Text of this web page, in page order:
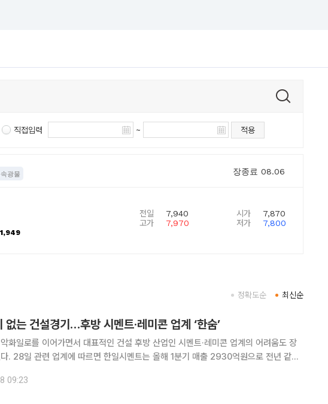
직접입력 ~ 적용
광물 장종료 08.06
1,949
전일
7,940
고가
7,970
시가
7,870
저가
7,800
최신순
정확도순
없는 건설경기…후방 시멘트·레미콘 업계 ‘한숨’
화일로를 이어가면서 대표적인 건설 후방 산업인 시멘트·레미콘 업계의 어려움도 장
으로 전년 같은
의 실적도 개선됐다. 매출액은 1667억원으로
09:23